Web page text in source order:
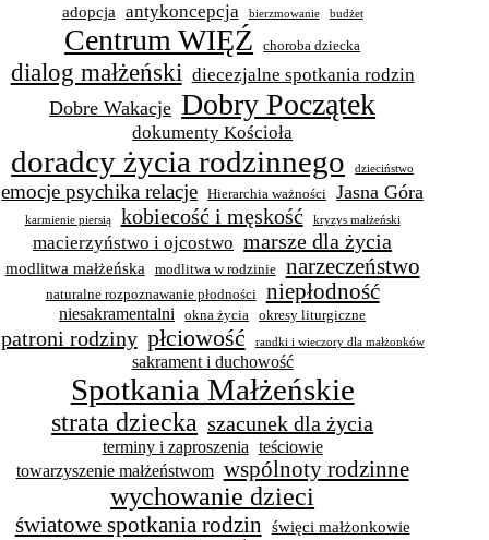
adopcja antykoncepcja bierzmowanie budżet
Centrum WIĘŹ choroba dziecka
dialog małżeński diecezjalne spotkania rodzin
Dobre Wakacje Dobry Początek
dokumenty Kościoła
doradcy życia rodzinnego dzieciństwo
emocje psychika relacje Hierarchia ważności Jasna Góra
karmienie piersią kobiecość i męskość kryzys małżeński
macierzyństwo i ojcostwo marsze dla życia
modlitwa małżeńska modlitwa w rodzinie narzeczeństwo
naturalne rozpoznawanie płodności niepłodność
niesakramentalni okna życia okresy liturgiczne
patroni rodziny płciowość randki i wieczory dla małżonków
sakrament i duchowość
Spotkania Małżeńskie
strata dziecka szacunek dla życia
terminy i zaproszenia teściowie
towarzyszenie małżeństwom wspólnoty rodzinne
wychowanie dzieci
światowe spotkania rodzin święci małżonkowie